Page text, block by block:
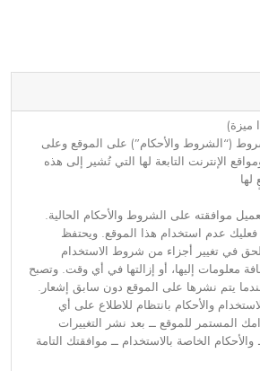
ميزة)
(“الشروط والأحكام”) على الموقع وعلى
الإنترنت التابعة لها التي تُشير إلى هذه
موافقته على الشروط والأحكام الحالية.
فعليك عدم استخدام هذا الموقع. ويحتفظ
في تغيير أجزاء من شروط الاستخدام
معلومات إليها، أو إزالتها في أي وقت. وتصبح
عندما يتم نشرها على الموقع دون سابق إشعار.
والأحكام بانتظام للاطلاع على أي
المستمر للموقع ــ بعد نشر التغييرات
الخاصة بالاستخدام ــ موافقتك التامة